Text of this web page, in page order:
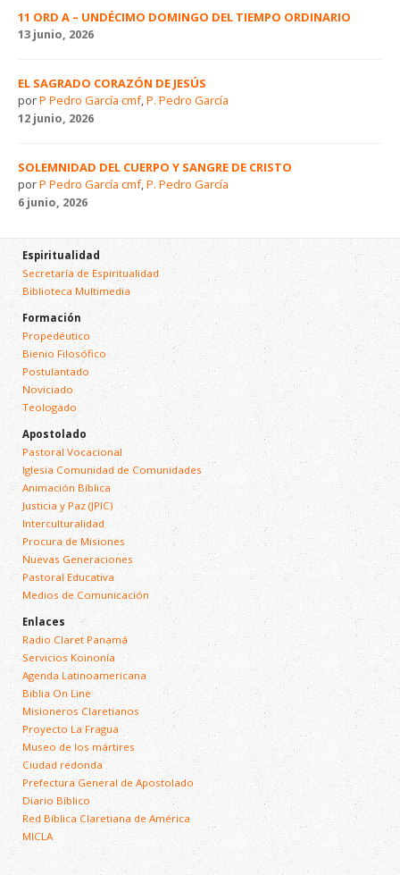
11 ORD A – UNDÉCIMO DOMINGO DEL TIEMPO ORDINARIO
13 junio, 2026
EL SAGRADO CORAZÓN DE JESÚS
porP Pedro García cmf,P. Pedro García
12 junio, 2026
SOLEMNIDAD DEL CUERPO Y SANGRE DE CRISTO
porP Pedro García cmf,P. Pedro García
6 junio, 2026
Espiritualidad
Secretaría de Espiritualidad
Biblioteca Multimedia
Formación
Propedéutico
Bienio Filosófico
Postulantado
Noviciado
Teologado
Apostolado
Pastoral Vocacional
Iglesia Comunidad de Comunidades
Animación Bíblica
Justicia y Paz (JPIC)
Interculturalidad
Procura de Misiones
Nuevas Generaciones
Pastoral Educativa
Medios de Comunicación
Enlaces
Radio Claret Panamá
Servicios Koinonía
Agenda Latinoamericana
Biblia On Line
Misioneros Claretianos
Proyecto La Fragua
Museo de los mártires
Ciudad redonda
Prefectura General de Apostolado
Diario Bíblico
Red Bíblica Claretiana de América
MICLA